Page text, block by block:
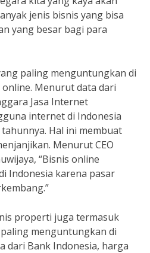
jenis bisnis yang bisa
yang besar bagi para
paling menguntungkan di
Menurut data dari
Jasa Internet
internet di Indonesia
Hal ini membuat
Menurut CEO
“Bisnis online
Indonesia karena pasar
properti juga termasuk
menguntungkan di
dari Bank Indonesia, harga